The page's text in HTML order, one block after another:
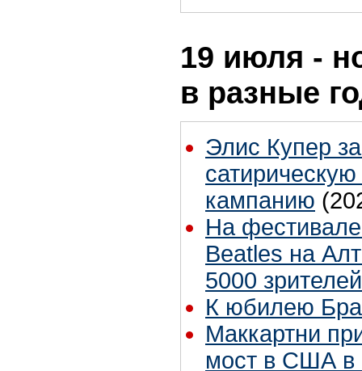
19 июля -
в разные
Элис Купер
кампанию
На
Beatles на
5000 зрителей
К юбилею
Маккартни
мост в США в